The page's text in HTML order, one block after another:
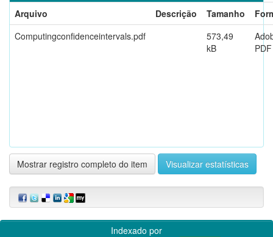
Arquivo
Descrição Tamanho
Computingconfidenceintervals.pdf
573,49
kB
PDF
Mostrar registro completo do item Visualizar estatísticas
Indexado por